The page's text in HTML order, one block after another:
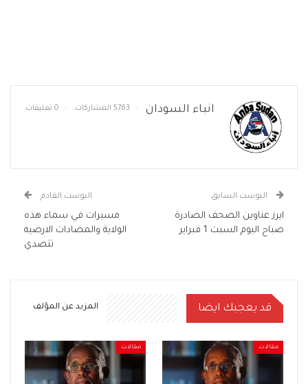
انباء السودان 5763 المشاركات 0 تعليقات
البوست السابق
ابرز عناوين الصحف الصادرة
صباح اليوم السبت 1 فبراير
البوست القادم
مسيرات في سماء هذه
الولاية والمضادات الارضيه
تتصدي
قد يعجبك ايضا المزيد عن المؤلف
مقالات مقالات